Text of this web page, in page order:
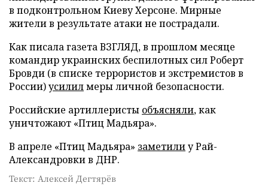
в подконтрольном Киеву Херсоне. Мирные
жители в результате атаки не пострадали.
Как писала газета ВЗГЛЯД, в прошлом месяце
командир украинских беспилотных сил Роберт
Бровди (в списке террористов и экстремистов в
России)усилилмеры личной безопасности.
Российские артиллеристы объясняли, как
уничтожают «Птиц Мадьяра».
В апреле «Птиц Мадьяра» заметилиу Рай-
Александровки в ДНР.
Текст: Алексей Дегтярёв